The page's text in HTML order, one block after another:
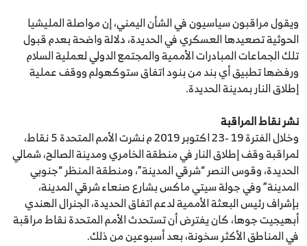
ويقول مراقبون سياسيون في الشأن اليمني، إن مواصلة المليشيا
الحوثية تصعيدها العسكري في الحديدة، دلالة واضحة بعدم قبول
تلك الجماعات المبادرات الأممية والمجتمع الدولي لعملية السلام
ورفضها تطبيق أي بند من بنود اتفاق ستوكهولم ووقف عملية
إطلاق النار بمدينة الحديدة.
نشر نقاط المراقبة
وخلال الفترة 19 -23 اكتوبر 2019 م نشرت الأمم المتحدة 5 نقاط،
لمراقبة وقف إطلاق النار في منطقة الخامري ومدينة الصالح، شمالي
الحديدة، وقوس النصر “شرقي المدينة”، ‎ومنطقة المنظر “جنوبي
المدينة” وفي جولة سيتي ماكس بشارع صنعاء شرقي المدينة،
بإشراف رئيس البعثة الأممية لدعم اتفاق الحديدة، الجنرال الهندي
أبهيجيت جوها، كان يفترض أن تستحدث الأمم المتحدة نقاط مراقبة
في المناطق الأكثر سخونة، بعد أسبوعين من ذلك.